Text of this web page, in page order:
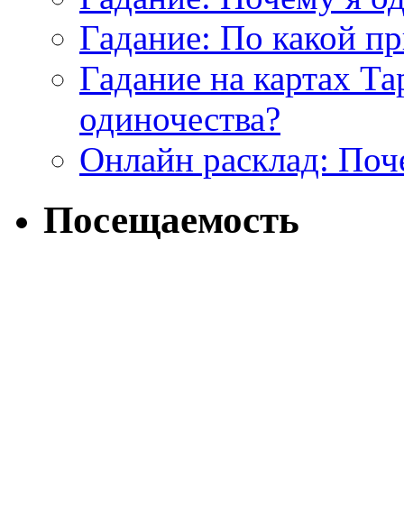
Гадание: По какой
Гадание на картах
одиночества?
Онлайн расклад:
Посещаемость